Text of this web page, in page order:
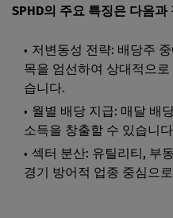
SPHD의 주요 특징은 다음과
저변동성 전략: 배당주
목을 엄선하여 상대적으
습니다.
월별 배당 지급: 매달 배
소득을 창출할 수 있습니
섹터 분산: 유틸리티, 부
경기 방어적 업종 중심으